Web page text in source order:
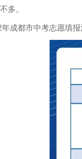
多。
年成都市中考志愿填报